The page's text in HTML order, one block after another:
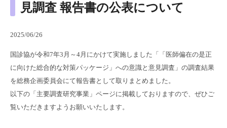
見調査 報告書の公表について
2025/06/26
国診協が令和7年3月～4月にかけて実施しました「「医師偏在の是正
に向けた総合的な対策パッケージ」への意識と意見調査」の調査結果
を総務企画委員会にて報告書として取りまとめました。
以下の「主要調査研究事業」ページに掲載しておりますので、ぜひご
覧いただきますようお願いいたします。